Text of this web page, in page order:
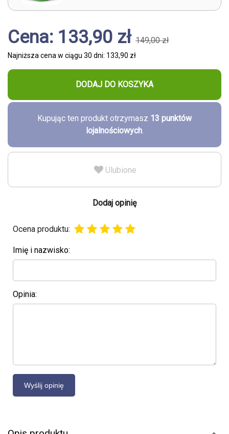
Cena: 133,90 zł 149,00 zł
Najniższa cena w ciągu 30 dni: 133,90 zł
DODAJ DO KOSZYKA
Kupując ten produkt otrzymasz 13 punktów
lojalnościowych.
Ulubione
Dodaj opinię
Ocena produktu:
Imię i nazwisko:
Opinia: